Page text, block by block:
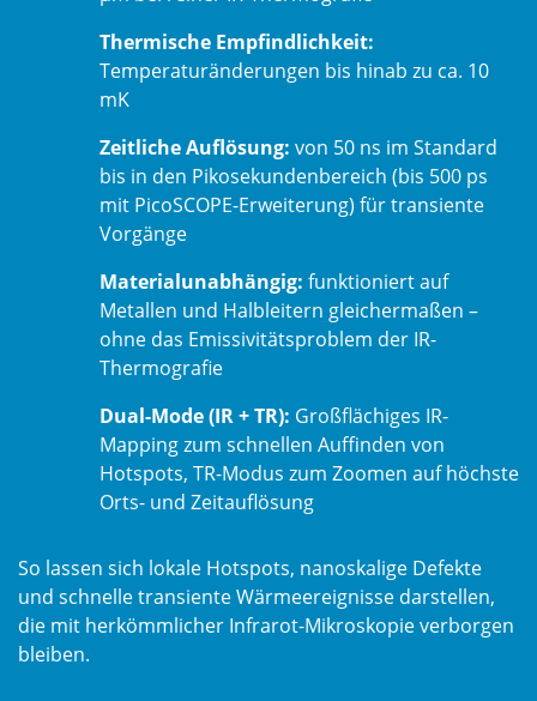
Thermische Empfindlichkeit:
Temperaturänderungen bis hinab zu ca. 10
mK
Zeitliche Auflösung: von 50 ns im Standard
bis in den Pikosekundenbereich (bis 500 ps
mit PicoSCOPE-Erweiterung) für transiente
Vorgänge
Materialunabhängig: funktioniert auf
Metallen und Halbleitern gleichermaßen –
ohne das Emissivitätsproblem der IR-
Thermografie
Dual-Mode (IR + TR): Großflächiges IR-
Mapping zum schnellen Auffinden von
Hotspots, TR-Modus zum Zoomen auf höchste
Orts- und Zeitauflösung
So lassen sich lokale Hotspots, nanoskalige Defekte
und schnelle transiente Wärmeereignisse darstellen,
die mit herkömmlicher Infrarot-Mikroskopie verborgen
bleiben.